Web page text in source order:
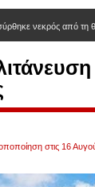
νεκρός από τη
στις 16